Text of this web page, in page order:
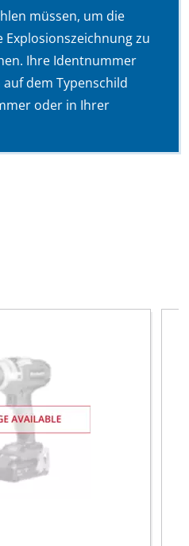
müssen, um die
zu
Ihre Identnummer
dem Typenschild
oder in Ihrer